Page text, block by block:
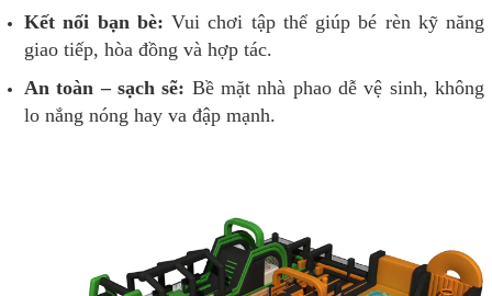
Kết nối bạn bè: Vui chơi tập thể giúp bé rèn kỹ năng
giao tiếp, hòa đồng và hợp tác.
An toàn – sạch sẽ: Bề mặt nhà phao dễ vệ sinh, không
lo nắng nóng hay va đập mạnh.